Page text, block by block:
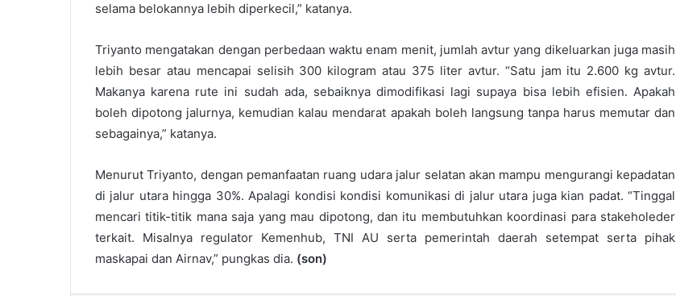
selama belokannya lebih diperkecil,” katanya.
Triyanto mengatakan dengan perbedaan waktu enam menit, jumlah avtur yang dikeluarkan juga masih
lebih besar atau mencapai selisih 300 kilogram atau 375 liter avtur. “Satu jam itu 2.600 kg avtur.
Makanya karena rute ini sudah ada, sebaiknya dimodifikasi lagi supaya bisa lebih efisien. Apakah
boleh dipotong jalurnya, kemudian kalau mendarat apakah boleh langsung tanpa harus memutar dan
sebagainya,” katanya.
Menurut Triyanto, dengan pemanfaatan ruang udara jalur selatan akan mampu mengurangi kepadatan
di jalur utara hingga 30%. Apalagi kondisi kondisi komunikasi di jalur utara juga kian padat. “Tinggal
mencari titik-titik mana saja yang mau dipotong, dan itu membutuhkan koordinasi para stakeholeder
terkait. Misalnya regulator Kemenhub, TNI AU serta pemerintah daerah setempat serta pihak
maskapai dan Airnav,” pungkas dia. (son)